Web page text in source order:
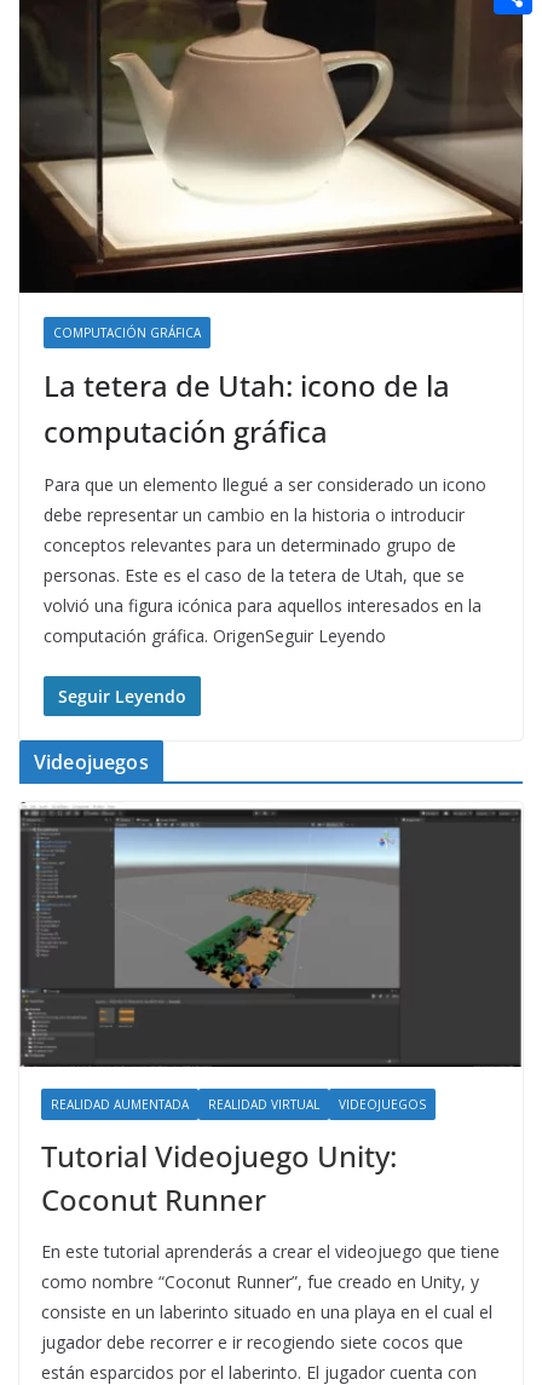
COMPUTACIÓN GRÁFICA
La tetera de Utah: icono de la
computación gráfica
Para que un elemento llegué a ser considerado un icono
debe representar un cambio en la historia o introducir
conceptos relevantes para un determinado grupo de
personas. Este es el caso de la tetera de Utah, que se
volvió una figura icónica para aquellos interesados en la
computación gráfica. OrigenSeguir Leyendo
Seguir Leyendo
Videojuegos
REALIDAD AUMENTADA REALIDAD VIRTUAL VIDEOJUEGOS
Tutorial Videojuego Unity:
Coconut Runner
En este tutorial aprenderás a crear el videojuego que tiene
como nombre “Coconut Runner”, fue creado en Unity, y
consiste en un laberinto situado en una playa en el cual el
jugador debe recorrer e ir recogiendo siete cocos que
están esparcidos por el laberinto. El jugador cuenta con
n
t
a
i
ta
r